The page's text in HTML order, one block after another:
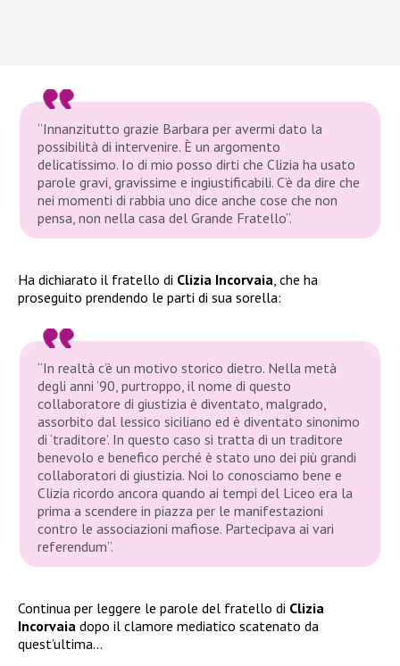
“Innanzitutto grazie Barbara per avermi dato la
possibilità di intervenire. È un argomento
delicatissimo. Io di mio posso dirti che Clizia ha usato
parole gravi, gravissime e ingiustificabili. C’è da dire che
nei momenti di rabbia uno dice anche cose che non
pensa, non nella casa del Grande Fratello”.
Ha dichiarato il fratello di Clizia Incorvaia , che ha
proseguito prendendo le parti di sua sorella:
“In realtà c’è un motivo storico dietro. Nella metà
degli anni ’90, purtroppo, il nome di questo
collaboratore di giustizia è diventato, malgrado,
assorbito dal lessico siciliano ed è diventato sinonimo
di ‘traditore’. In questo caso si tratta di un traditore
benevolo e benefico perché è stato uno dei più grandi
collaboratori di giustizia. Noi lo conosciamo bene e
Clizia ricordo ancora quando ai tempi del Liceo era la
prima a scendere in piazza per le manifestazioni
contro le associazioni mafiose. Partecipava ai vari
referendum”.
Continua per leggere le parole del fratello di Clizia
Incorvaia dopo il clamore mediatico scatenato da
quest’ultima…